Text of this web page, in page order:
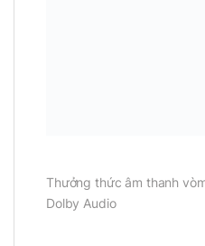
Thưởng thức âm thanh
Dolby Audio